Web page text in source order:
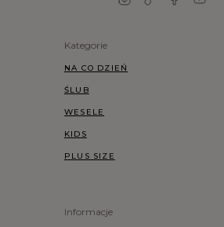
Kategorie
NA CO DZIEŃ
ŚLUB
WESELE
KIDS
PLUS SIZE
Informacje